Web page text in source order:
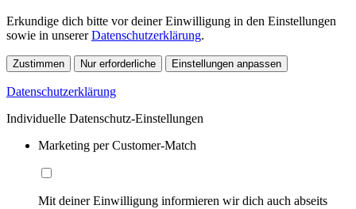
Erkundige dich bitte vor deiner Einwilligung in den Einstellungen
sowie in unsererDatenschutzerklärung.
Zustimmen Nur erforderliche Einstellungen anpassen
Datenschutzerklärung
Individuelle Datenschutz-Einstellungen
Marketing per Customer-Match
Mit deiner Einwilligung informieren wir dich auch abseits